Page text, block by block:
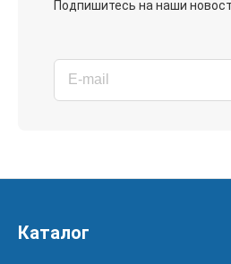
Подпишитесь на наши
Каталог